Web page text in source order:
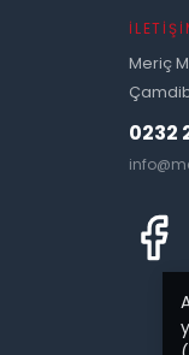
Meriç
0232